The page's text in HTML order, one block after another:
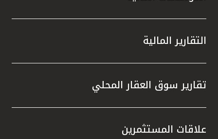
التقارير المالية
تقارير سوق العقار المحلي
علاقات المستثمرين